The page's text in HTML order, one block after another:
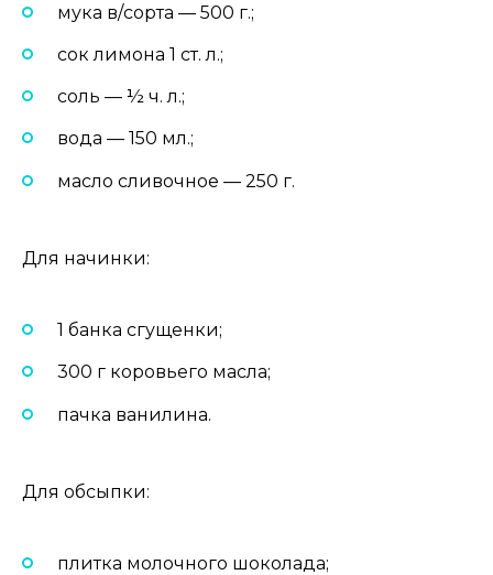
мука в/сорта — 500 г.;
сок лимона 1 ст. л.;
соль — ½ ч. л.;
вода — 150 мл.;
масло сливочное — 250 г.
Для начинки:
1 банка сгущенки;
300 г коровьего масла;
пачка ванилина.
Для обсыпки:
плитка молочного шоколада;